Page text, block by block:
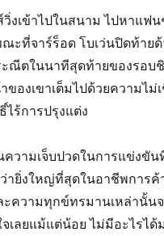
วิ่งเข้าไปในสนาม ไปหาแฟ
ะที่จาร์ร็อด โบเว่นปิดท้าย
ะณีตในนาทีสุดท้ายของรอบ
ของเขาเต็มไปด้วยความไม่
ร้การปรุงแต่ง
ความเจ็บปวดในการแข่งขัน
ายิ่งใหญ่ที่สุดในอาชีพการค้
ะความทุกข์ทรมานเหล่านั้น
เลยแม้แต่น้อย ไม่มีอะไรได้